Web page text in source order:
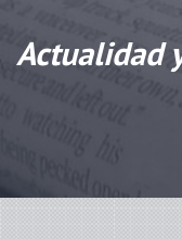
Actualidad